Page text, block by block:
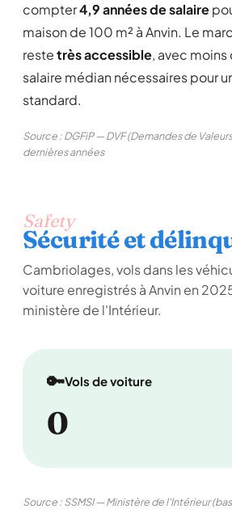
compter4,9 années de salaire
maison de 100 m² à Anvin. Le
restetrès accessible, avec moins
salaire médian nécessaires pour
standard.
Source : DGFiP — DVF (Demandes de
dernières années
Safety
Sécurité et
Cambriolages, vols dans les
voiture enregistrés à Anvin en
ministère de l'Intérieur.
🔑Vols de voiture
0
Source : SSMSI — Ministère de l'Intérieur